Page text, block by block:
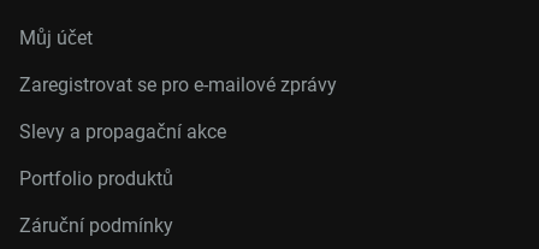
Můj účet
Zaregistrovat se pro e-mailové zprávy
Slevy a propagační akce
Portfolio produktů
Záruční podmínky